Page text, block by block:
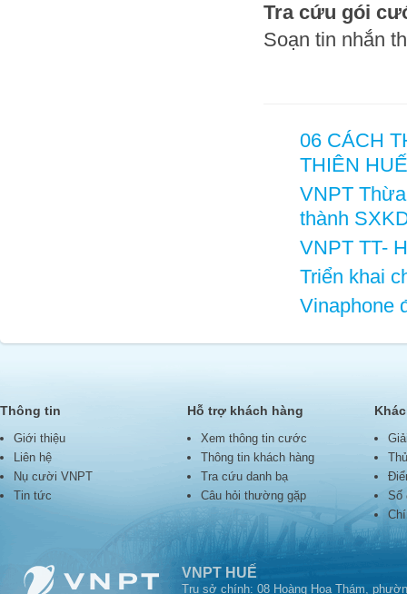
Tra cứu gói
Soạn tin nhắn
06 CÁCH
THIÊN HUẾ
VNPT
thành
VNPT TT-
Triển khai
Vinaphone
Thông tin
Giới thiệu
Liên hệ
Nụ cười VNPT
Tin tức
Hỗ trợ khách hàng
Xem thông tin cước
Thông tin khách hàng
Tra cứu danh bạ
Câu hỏi thường gặp
Số
VNPT HUẾ
Trụ sở chính: 08 Hoàng Hoa Thám,